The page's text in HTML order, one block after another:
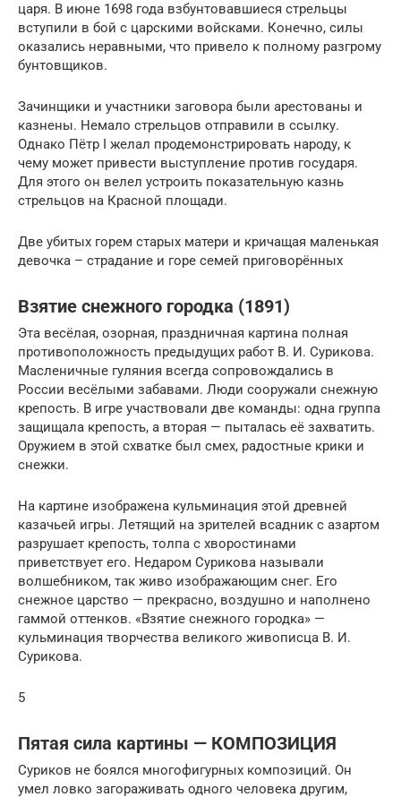
царя. В июне 1698 года взбунтовавшиеся стрельцы
вступили в бой с царскими войсками. Конечно, силы
оказались неравными, что привело к полному разгрому
бунтовщиков.
Зачинщики и участники заговора были арестованы и
казнены. Немало стрельцов отправили в ссылку.
Однако Пётр I желал продемонстрировать народу, к
чему может привести выступление против государя.
Для этого он велел устроить показательную казнь
стрельцов на Красной площади.
Две убитых горем старых матери и кричащая маленькая
девочка – страдание и горе семей приговорённых
Взятие снежного городка (1891)
Эта весёлая, озорная, праздничная картина полная
противоположность предыдущих работ В. И. Сурикова.
Масленичные гуляния всегда сопровождались в
России весёлыми забавами. Люди сооружали снежную
крепость. В игре участвовали две команды: одна группа
защищала крепость, а вторая — пыталась её захватить.
Оружием в этой схватке был смех, радостные крики и
снежки.
На картине изображена кульминация этой древней
казачьей игры. Летящий на зрителей всадник с азартом
разрушает крепость, толпа с хворостинами
приветствует его. Недаром Сурикова называли
волшебником, так живо изображающим снег. Его
снежное царство — прекрасно, воздушно и наполнено
гаммой оттенков. «Взятие снежного городка» —
кульминация творчества великого живописца В. И.
Сурикова.
5
Пятая сила картины — КОМПОЗИЦИЯ
Суриков не боялся многофигурных композиций. Он
умел ловко загораживать одного человека другим,